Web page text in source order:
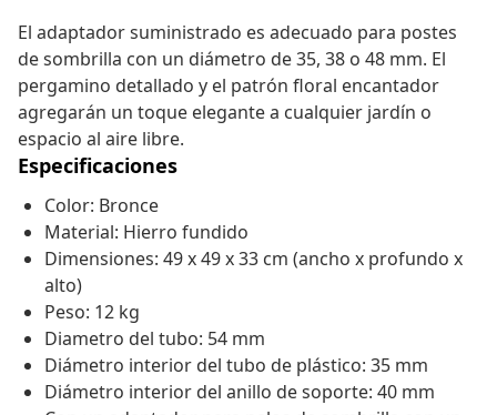
El adaptador suministrado es adecuado para postes
de sombrilla con un diámetro de 35, 38 o 48 mm. El
pergamino detallado y el patrón floral encantador
agregarán un toque elegante a cualquier jardín o
espacio al aire libre.
Especificaciones
Color: Bronce
Material: Hierro fundido
Dimensiones: 49 x 49 x 33 cm (ancho x profundo x
alto)
Peso: 12 kg
Diametro del tubo: 54 mm
Diámetro interior del tubo de plástico: 35 mm
Diámetro interior del anillo de soporte: 40 mm